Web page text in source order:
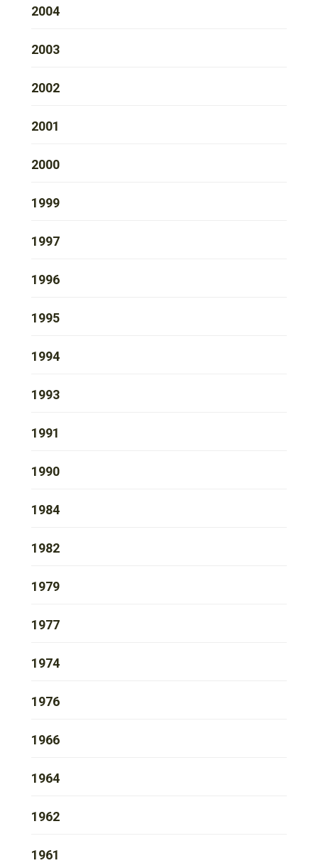
2004
2003
2002
2001
2000
1999
1997
1996
1995
1994
1993
1991
1990
1984
1982
1979
1977
1974
1976
1966
1964
1962
1961